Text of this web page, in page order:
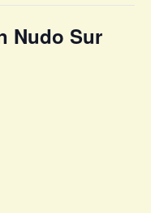
Nudo Sur